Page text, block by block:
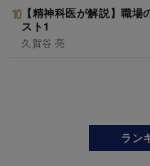
【精神科医が解説】職
スト1
久賀谷 亮
ラン